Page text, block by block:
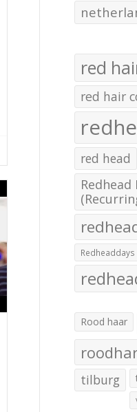
red
red hair
red head
Redhead
Redheaddays
Rood haar
tilburg